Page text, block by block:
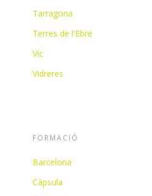
Tarragona
Terres de l'Ebre
Vic
Vidreres
FORMACIÓ
Barcelona
Càpsula